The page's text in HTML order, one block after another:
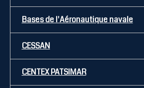
Bases de l'Aéronautique navale
CESSAN
CENTEX PATSIMAR